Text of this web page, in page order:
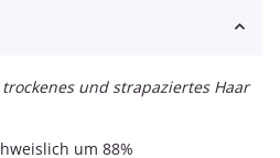
und strapaziertes Haar
um 88%